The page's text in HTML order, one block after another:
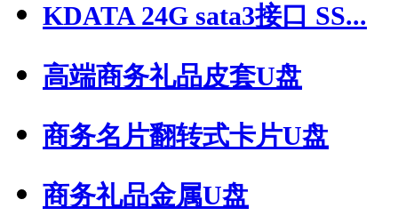
KDATA 24G sata3接口 SS...
高端商务礼品皮套U盘
商务名片翻转式卡片U盘
商务礼品金属U盘